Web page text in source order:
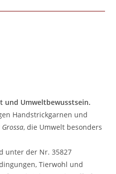
und Umweltbewusstsein.
Handstrickgarnen und
, die Umwelt besonders
unter der Nr. 35827
Tierwohl und